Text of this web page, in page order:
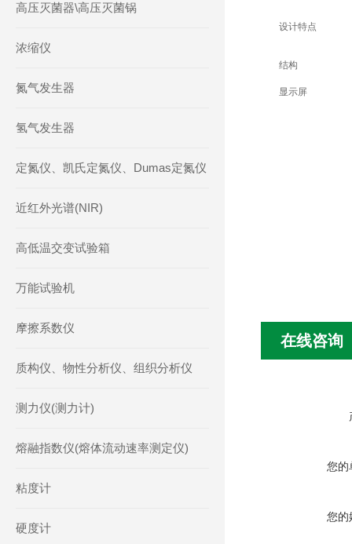
高压灭菌器\高压灭菌锅
浓缩仪
氮气发生器
氢气发生器
定氮仪、凯氏定氮仪、Dumas定氮仪
近红外光谱(NIR)
高低温交变试验箱
万能试验机
摩擦系数仪
质构仪、物性分析仪、组织分析仪
测力仪(测力计)
熔融指数仪(熔体流动速率测定仪)
粘度计
硬度计
设计特点
结构
显示屏
在线咨询
您的
您的